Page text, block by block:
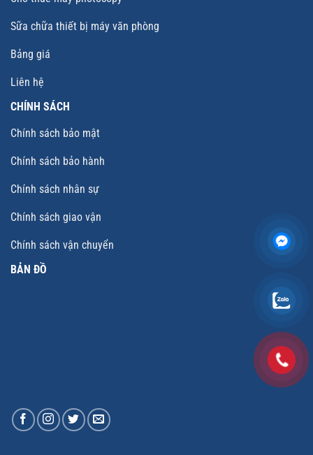
Sữa chữa thiết bị máy văn phòng
Bảng giá
Liên hệ
CHÍNH SÁCH
Chính sách bảo mật
Chính sách bảo hành
Chính sách nhân sự
Chính sách giao vận
Chính sách vận chuyển
BẢN ĐỒ